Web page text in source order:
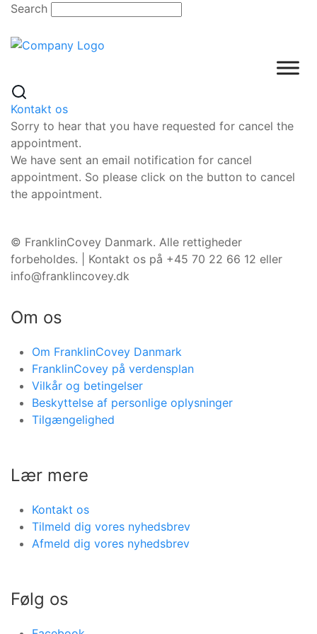
Skip
content
Search
Kontakt os
Sorry to hear that you have requested for cancel the
appointment.
We have sent an email notification for cancel
appointment. So please click on the button to cancel
the appointment.
©️ FranklinCovey Danmark. Alle rettigheder
forbeholdes. | Kontakt os på +45 70 22 66 12 eller
info@franklincovey.dk
Om os
Om FranklinCovey Danmark
FranklinCovey på verdensplan
Vilkår og betingelser
Beskyttelse af personlige oplysninger
Tilgængelighed
Lær mere
Kontakt os
Tilmeld dig vores nyhedsbrev
Afmeld dig vores nyhedsbrev
Følg os